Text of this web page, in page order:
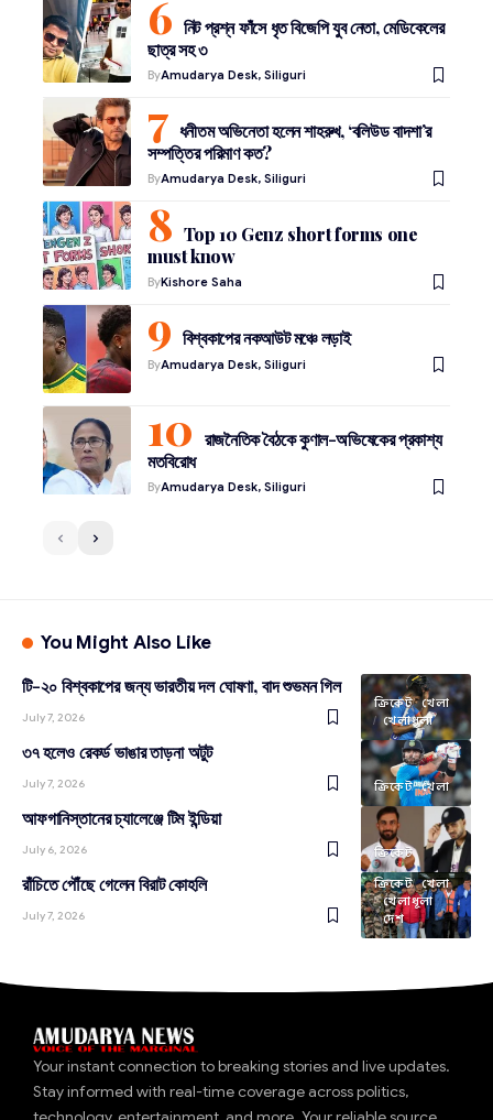
নিট প্রশ্ন ফাঁসে ধৃত বিজেপি যুব নেতা, মেডিকেলের
ছাত্র সহ ৩
ByAmudarya Desk, Siliguri
ধনীতম অভিনেতা হলেন শাহরুখ, ‘বলিউড বাদশা’র
সম্পত্তির পরিমাণ কত?
ByAmudarya Desk, Siliguri
Top 10 Genz short forms one
must know
ByKishore Saha
বিশ্বকাপের নকআউট মঞ্চে লড়াই
ByAmudarya Desk, Siliguri
রাজনৈতিক বৈঠকে কুণাল-অভিষেকের প্রকাশ্য
মতবিরোধ
ByAmudarya Desk, Siliguri
You Might Also Like
ক্রিকেট খেলা
খেলাধূলা
টি-২০ বিশ্বকাপের জন্য ভারতীয় দল ঘোষণা, বাদ শুভমন গিল
July 7, 2026
ক্রিকেট খেলা
৩৭ হলেও রেকর্ড ভাঙার তাড়না অটুট
July 7, 2026
ক্রিকেট
আফগানিস্তানের চ্যালেঞ্জে টিম ইন্ডিয়া
July 6, 2026
ক্রিকেট খেলা
খেলাধূলা
দেশ
রাঁচিতে পৌঁছে গেলেন বিরাট কোহলি
July 7, 2026
Your instant connection to breaking stories and live updates.
Stay informed with real-time coverage across politics,